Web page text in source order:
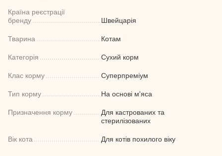
Країна реєстрації
бренду
Швейцарія
Тварина Котам
Категорія Сухий корм
Клас корму Суперпреміум
Тип корму На основі м'яса
Призначення корму
Для кастрованих та
стерилізованих
Вік кота Для котів похилого віку